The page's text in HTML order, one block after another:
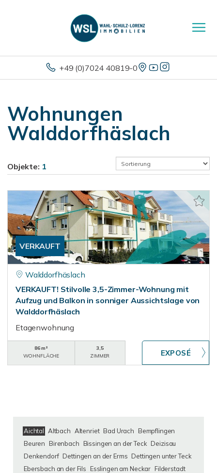
+49 (0)7024 40819-0
Wohnungen
Walddorfhäslach
Objekte: 1
VERKAUFT
Walddorfhäslach
VERKAUFT! Stilvolle 3,5-Zimmer-Wohnung mit
Aufzug und Balkon in sonniger Aussichtslage von
Walddorfhäslach
Etagenwohnung
86 m²
WOHNFLÄCHE
3,5
ZIMMER
Aichtal Altbach Altenriet Bad Urach
Bempflingen
Beuren
Birenbach Bissingen an der Teck Deizisau
Denkendorf Dettingen an der Erms Dettingen unter Teck
Ebersbach an der Fils
Esslingen am Neckar Filderstadt